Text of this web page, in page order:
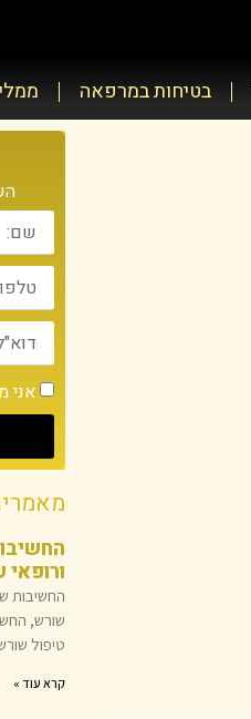
בטיחות במרפאה
אני
ורופאי
החשיבות
שורש,
טיפול
קרא עוד »